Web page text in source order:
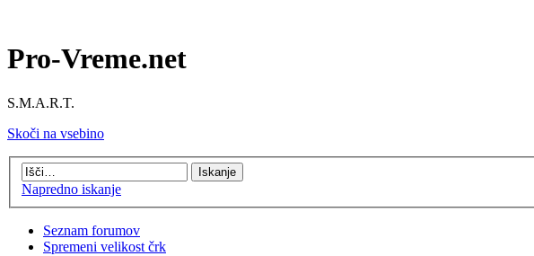
Pro-Vreme.net
S.M.A.R.T.
Skoči na vsebino
Napredno iskanje
Seznam forumov
Spremeni velikost črk